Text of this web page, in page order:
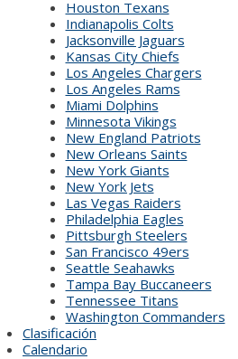
Houston Texans
Indianapolis Colts
Jacksonville Jaguars
Kansas City Chiefs
Los Angeles Chargers
Los Angeles Rams
Miami Dolphins
Minnesota Vikings
New England Patriots
New Orleans Saints
New York Giants
New York Jets
Las Vegas Raiders
Philadelphia Eagles
Pittsburgh Steelers
San Francisco 49ers
Seattle Seahawks
Tampa Bay Buccaneers
Tennessee Titans
Washington Commanders
Clasificación
Calendario